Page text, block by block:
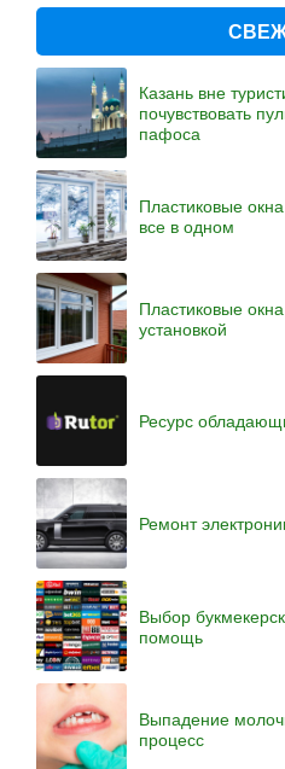
Казань вне
почувствовать
пафоса
Пластиковые
все в одном
Пластиковые
установкой
Ресурс
Ремонт
Выбор
помощь
Выпадение
процесс